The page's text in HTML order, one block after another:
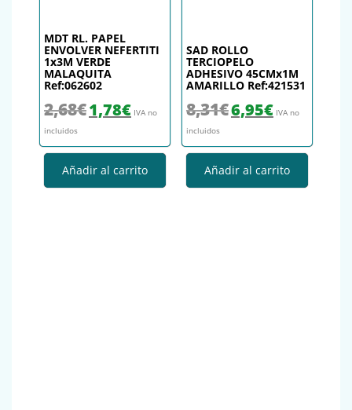
MDT RL. PAPEL
ENVOLVER NEFERTITI
1x3M VERDE
MALAQUITA
Ref:062602
2,68€ El precio original era: 2,68€.
1,78€El precio actual es: 1,78€.
IVA no
incluidos
Añadir al carrito
SAD ROLLO
TERCIOPELO
ADHESIVO 45CMx1M
AMARILLO Ref:421531
8,31€ El precio original era: 8,31€.
6,95€El precio actual
IVA no
incluidos
Añadir al carrito